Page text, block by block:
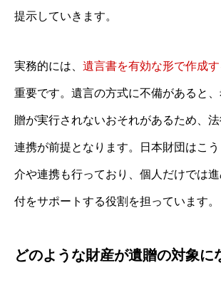
提示していきます。
実務的には、 遺言書を有効な形で作成す
重要です。遺言の方式に不備があると
贈が実行されないおそれがあるため、
連携が前提となります。日本財団はこ
介や連携も行っており、個人だけでは
付をサポートする役割を担っています。
どのような財産が遺贈の対象に